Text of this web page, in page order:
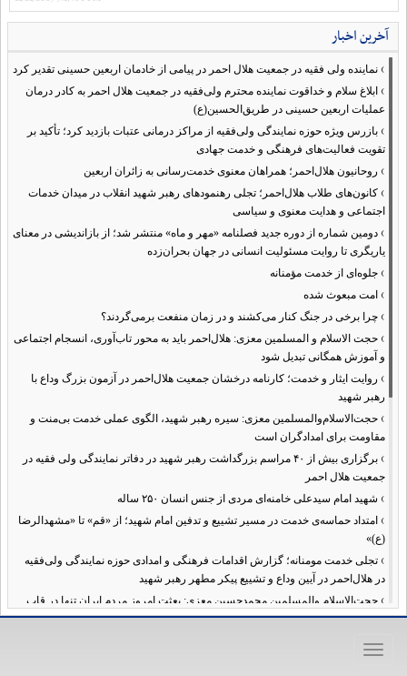
آخرین اخبار
› نماینده ولی فقیه در جمعیت هلال احمر در پیامی از خادمان اربعین حسینی تقدیر کرد
› ابلاغ سلام و خداقوت نماینده محترم ولی‌فقیه در جمعیت هلال احمر به کادر درمان
عملیات اربعین حسینی در طریق‌الحسین(ع)
› بازرس ویژه حوزه نمایندگی ولی‌فقیه از مراکز درمانی عتبات بازدید کرد؛ تأکید بر
تقویت فعالیت‌های فرهنگی و خدمت جهادی
› روحانیون هلال‌احمر؛ همراهان معنوی خدمت‌رسانی به زائران اربعین
› کانون‌های طلاب هلال‌احمر؛ تجلی رهنمودهای رهبر شهید انقلاب در میدان خدمات
اجتماعی و هدایت معنوی و سیاسی
› دومین شماره از دوره جدید فصلنامه «مهر و ماه» منتشر شد؛ از بازاندیشی در معنای
یاریگری تا روایت مسئولیت انسانی در جهان بحران‌زده
› جلوه‌ای از خدمت مؤمنانه
› امت مبعوث شده
› چرا برخی در جنگ کنار می‌کشند و در زمان منفعت برمی‌گردند؟
› حجت الاسلام و المسلمین معزی: هلال‌احمر باید به محور تاب‌آوری، انسجام اجتماعی
و آموزش همگانی تبدیل شود
› روایت ایثار و خدمت؛ کارنامه درخشان جمعیت هلال‌احمر در آزمون بزرگ وداع با
رهبر شهید
› حجت‌الاسلام‌والمسلمین معزی: سیره رهبر شهید، الگوی عملی خدمت بی‌منت و
مقاومت برای امدادگران است
›
برگزاری بیش از ۴۰ مراسم بزرگداشت رهبر شهید در دفاتر نمایندگی ولی فقیه در
جمعیت هلال احمر
› شهید امام سیدعلی خامنه‌ای مردی از جنس انسان ۲۵۰ ساله
› امتداد حماسه‌ی خدمت در مسیر تشییع و تدفین امام شهید؛ از «قم» تا «مشهدالرضا
(ع)»
› تجلی خدمت مومنانه؛ گزارش اقدامات فرهنگی و امدادی حوزه نمایندگی ولی‌فقیه
در هلال‌احمر در آیین وداع و تشییع پیکر مطهر رهبر شهید
› حجت‌الاسلام والمسلمین محمدحسین معزی: بعثت امروز مردم ایران تنها در قاب
قیام عاشورا قابل تفسیر است
›آمادگی همه‌جانبه معاونت فرهنگی حوزه نمایندگی ولی‌فقیه هلال‌احمر برای
خدمت‌رسانی در مراسم تشییع پیکر مطهر رهبر شهید
Toggle